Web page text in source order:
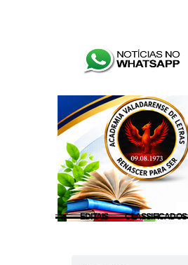
EDITAIS CLASSIFICADOS